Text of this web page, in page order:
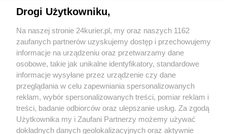
Zima na zachodniopomorskich drogach
Zebry w błocie
Zabrał tablet i nie zapłacił za kurs
POGODA
24℃
Zobacz prognozę na 3 dni
Drogi Użytkowniku,
Na naszej stronie 24kurier.pl, my oraz naszych 1162
zaufanych partnerów uzyskujemy dostęp i przechowujemy
informacje na urządzeniu oraz przetwarzamy dane
osobowe, takie jak unikalne identyfikatory, standardowe
informacje wysyłane przez urządzenie czy dane
przeglądania w celu zapewniania spersonalizowanych
reklam, wybór spersonalizowanych treści, pomiar reklam i
treści, badanie odbiorców oraz ulepszanie usług. Za zgodą
Użytkownika my i Zaufani Partnerzy możemy używać
dokładnych danych geolokalizacyjnych oraz aktywnie